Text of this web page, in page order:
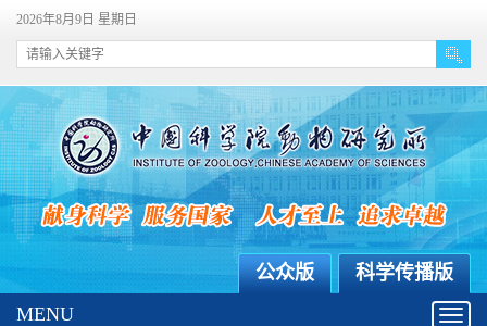
2026年8月9日 星期日
科学传播版
公众版
MENU